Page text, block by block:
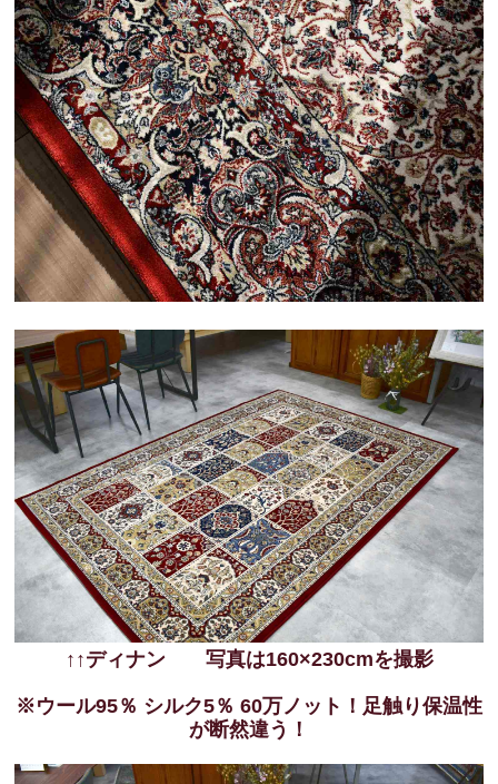
↑↑ディナン 写真は160×230cmを撮影
※ウール95％ シルク5％ 60万ノット！足触り保温性
が断然違う！